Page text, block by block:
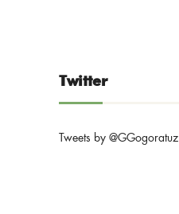
Twitter
Tweets by @GGogoratuz